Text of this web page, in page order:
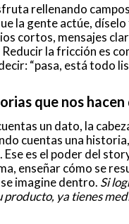
rellenando
la gente actúe, díselo
cortos, mensajes
la fricción es
“pasa, está todo
que nos
un dato, la
cuentas una
Ese es el poder del
enseñar cómo se
imagine dentro. Si
producto, ya tienes